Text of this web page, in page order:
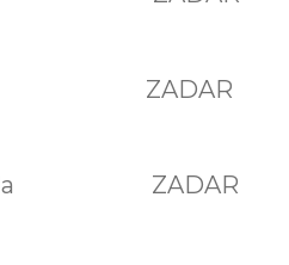
ZADAR
ZADAR